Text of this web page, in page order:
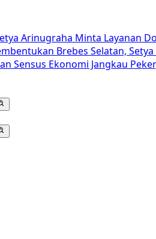
Arinugraha Minta Layanan
Brebes Selatan,
Sensus Ekonomi Jangkau